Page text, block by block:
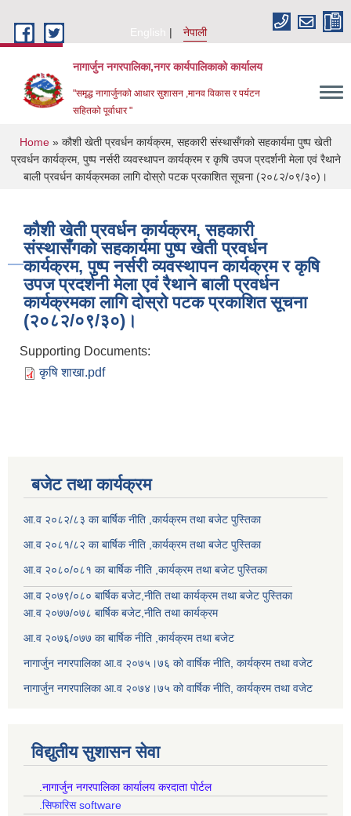
English
नेपाली
नागार्जुन नगरपालिका,नगर कार्यपालिकाको कार्यालय
"समृद्ध नागार्जुनको आधार सुशासन ,मानव विकास र पर्यटन
सहितको पूर्वाधार "
You are here
Home » कौशी खेती प्रवर्धन कार्यक्रम, सहकारी संस्थासँगको सहकार्यमा पुष्प खेती
प्रवर्धन कार्यक्रम, पुष्प नर्सरी व्यवस्थापन कार्यक्रम र कृषि उपज प्रदर्शनी मेला एवं रैथाने
बाली प्रवर्धन कार्यक्रमका लागि दोस्रो पटक प्रकाशित सूचना (२०८२/०९/३०)।
कौशी खेती प्रवर्धन कार्यक्रम, सहकारी
संस्थासँगको सहकार्यमा पुष्प खेती प्रवर्धन
कार्यक्रम, पुष्प नर्सरी व्यवस्थापन कार्यक्रम र कृषि
उपज प्रदर्शनी मेला एवं रैथाने बाली प्रवर्धन
कार्यक्रमका लागि दोस्रो पटक प्रकाशित सूचना
(२०८२/०९/३०)।
Supporting Documents:
कृषि शाखा.pdf
बजेट तथा कार्यक्रम
आ.व २०८२/८३ का बार्षिक नीति ,कार्यक्रम तथा बजेट पुस्तिका
आ.व २०८१/८२ का बार्षिक नीति ,कार्यक्रम तथा बजेट पुस्तिका
आ.व २०८०/०८१ का बार्षिक नीति ,कार्यक्रम तथा बजेट पुस्तिका
आ.व २०७९/०८० बार्षिक बजेट,नीति तथा कार्यक्रम तथा बजेट पुस्तिका
आ.व २०७७/०७८ बार्षिक बजेट,नीति तथा कार्यक्रम
आ.व २०७६/०७७ का बार्षिक नीति ,कार्यक्रम तथा बजेट
नागार्जुन नगरपालिका आ.व २०७५।७६ को वार्षिक नीति, कार्यक्रम तथा वजेट
नागार्जुन नगरपालिका आ.व २०७४।७५ को वार्षिक नीति, कार्यक्रम तथा वजेट
विद्युतीय सुशासन सेवा
.नागार्जुन नगरपालिका कार्यालय करदाता पोर्टल
.सिफारिस software